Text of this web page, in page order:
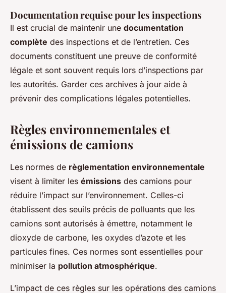
Documentation requise pour les inspections
Il est crucial de maintenir une documentation
complète des inspections et de l’entretien. Ces
documents constituent une preuve de conformité
légale et sont souvent requis lors d’inspections par
les autorités. Garder ces archives à jour aide à
prévenir des complications légales potentielles.
Règles environnementales et
émissions de camions
Les normes de règlementation environnementale
visent à limiter les émissions des camions pour
réduire l’impact sur l’environnement. Celles-ci
établissent des seuils précis de polluants que les
camions sont autorisés à émettre, notamment le
dioxyde de carbone, les oxydes d’azote et les
particules fines. Ces normes sont essentielles pour
minimiser la pollution atmosphérique.
L’impact de ces règles sur les opérations des camions